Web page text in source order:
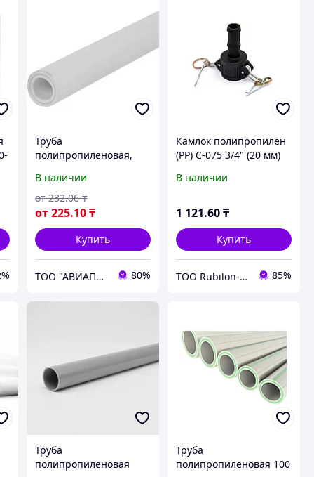
Труба
полипропиленовая,
диаметр 50 мм, длина
500 мм
В наличии
от 225.10 ₸
от 232.06 ₸
Купить
ТОО "АВИАПРОМСТАЛЬ" 80%
Камлок полипропилен
(РР) C-075 3/4" (20 мм)
В наличии
1 121.60₸
Купить
ТОО Rubilon-поставщик №1 85%
Труба
полипропиленовая
Труба
полипропиленовая 100